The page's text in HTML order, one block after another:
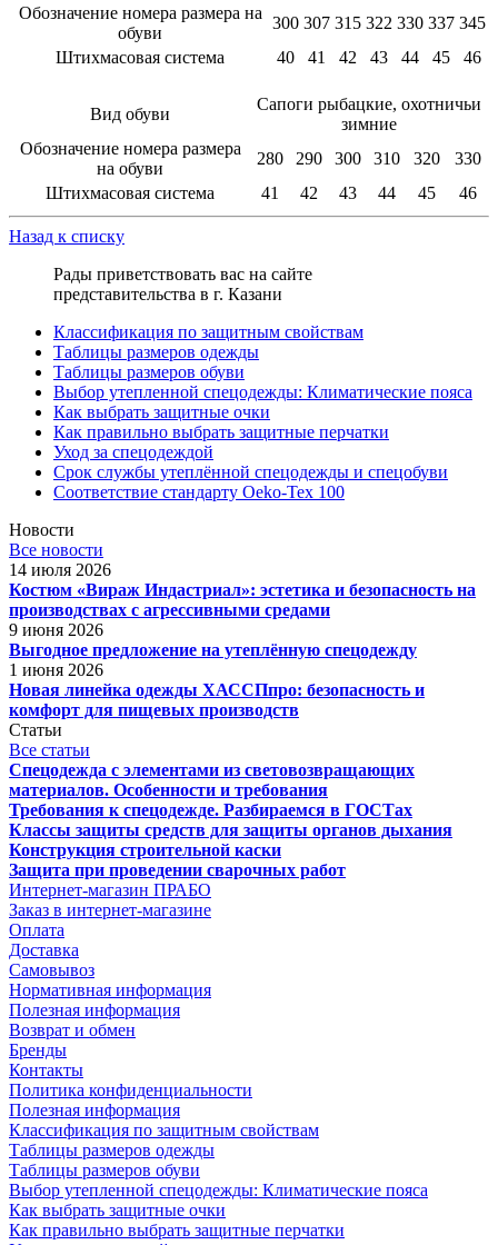
Обозначение номера размера на
обуви
300 307 315 322 330 337 345
Штихмасовая система
40 41 42 43 44 45 46
Вид обуви
Сапоги рыбацкие, охотничьи
зимние
Обозначение номера размера
на обуви
280 290 300 310 320
330
Штихмасовая система
41 42 43 44 45 46
Назад к списку
Рады приветствовать вас на сайте
представительства в г. Казани
Классификация по защитным свойствам
Таблицы размеров одежды
Таблицы размеров обуви
Выбор утепленной спецодежды: Климатические пояса
Как выбрать защитные очки
Как правильно выбрать защитные перчатки
Уход за спецодеждой
Срок службы утеплённой спецодежды и спецобуви
Соответствие стандарту Oeko-Tex 100
Новости
Все новости
14 июля 2026
Костюм «Вираж Индастриал»: эстетика и безопасность на
производствах с агрессивными средами
9 июня 2026
Выгодное предложение на утеплённую спецодежду
1 июня 2026
Новая линейка одежды ХАССПпро: безопасность и
комфорт для пищевых производств
Статьи
Все статьи
Спецодежда с элементами из световозвращающих
материалов. Особенности и требования
Требования к спецодежде. Разбираемся в ГОСТах
Классы защиты средств для защиты органов дыхания
Конструкция строительной каски
Защита при проведении сварочных работ
Интернет-магазин ПРАБО
Заказ в интернет-магазине
Оплата
Доставка
Самовывоз
Нормативная информация
Полезная информация
Возврат и обмен
Бренды
Контакты
Политика конфиденциальности
Полезная информация
Классификация по защитным свойствам
Таблицы размеров одежды
Таблицы размеров обуви
Выбор утепленной спецодежды: Климатические пояса
Как выбрать защитные очки
Как правильно выбрать защитные перчатки